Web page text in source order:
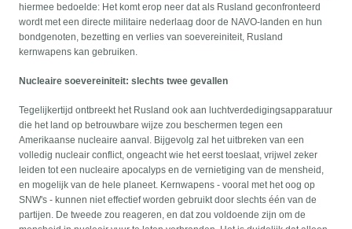
hiermee bedoelde: Het komt erop neer dat als Rusland geconfronteerd
wordt met een directe militaire nederlaag door de NAVO-landen en hun
bondgenoten, bezetting en verlies van soevereiniteit, Rusland
kernwapens kan gebruiken.
Nucleaire soevereiniteit: slechts twee gevallen
Tegelijkertijd ontbreekt het Rusland ook aan luchtverdedigingsapparatuur
die het land op betrouwbare wijze zou beschermen tegen een
Amerikaanse nucleaire aanval. Bijgevolg zal het uitbreken van een
volledig nucleair conflict, ongeacht wie het eerst toeslaat, vrijwel zeker
leiden tot een nucleaire apocalyps en de vernietiging van de mensheid,
en mogelijk van de hele planeet. Kernwapens - vooral met het oog op
SNW's - kunnen niet effectief worden gebruikt door slechts één van de
partijen. De tweede zou reageren, en dat zou voldoende zijn om de